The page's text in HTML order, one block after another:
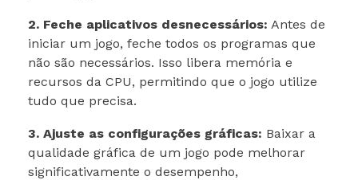
2. Feche aplicativos desnecessários: Antes de
iniciar um jogo, feche todos os programas que
não são necessários. Isso libera memória e
recursos da CPU, permitindo que o jogo utilize
tudo que precisa.
3. Ajuste as configurações gráficas: Baixar a
qualidade gráfica de um jogo pode melhorar
significativamente o desempenho,